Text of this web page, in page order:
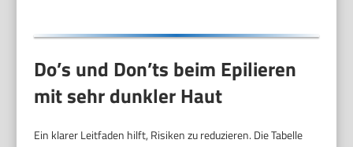
Do’s und Don’ts beim Epilieren
mit sehr dunkler Haut
Ein klarer Leitfaden hilft, Risiken zu reduzieren. Die Tabelle